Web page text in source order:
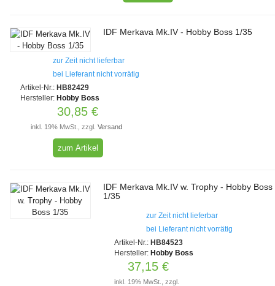
IDF Merkava Mk.IV - Hobby Boss 1/35
zur Zeit nicht lieferbar
bei Lieferant nicht vorrätig
Artikel-Nr.:HB82429
Hersteller:Hobby Boss
30,85 €
inkl. 19% MwSt., zzgl. Versand
zum Artikel
IDF Merkava Mk.IV w. Trophy - Hobby Boss
1/35
zur Zeit nicht lieferbar
bei Lieferant nicht vorrätig
Artikel-Nr.: HB84523
Hersteller: Hobby Boss
37,15 €
inkl. 19% MwSt., zzgl.